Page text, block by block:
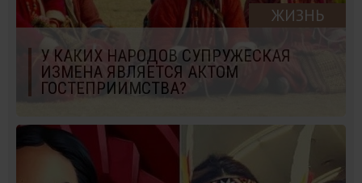
ЖИЗНЬ
У КАКИХ НАРОДОВ СУПРУЖЕСКАЯ
ИЗМЕНА ЯВЛЯЕТСЯ АКТОМ
ГОСТЕПРИИМСТВА?